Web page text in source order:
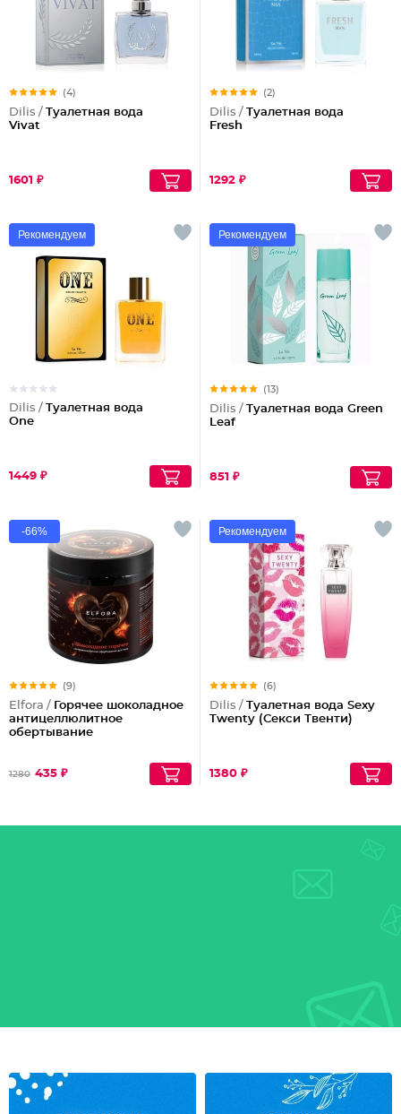
(4)
Dilis / Туалетная вода
Vivat
1601 ₽
(2)
Dilis / Туалетная вода
Fresh
1292 ₽
Рекомендуем
Dilis / Туалетная вода
One
1449 ₽
Рекомендуем
(13)
Dilis / Туалетная вода Green
Leaf
851 ₽
-66%
(9)
Elfora / Горячее шоколадное
антицеллюлитное
обертывание
1280 435 ₽
Рекомендуем
(6)
Dilis / Туалетная вода Sexy
Twenty (Секси Твенти)
1380 ₽